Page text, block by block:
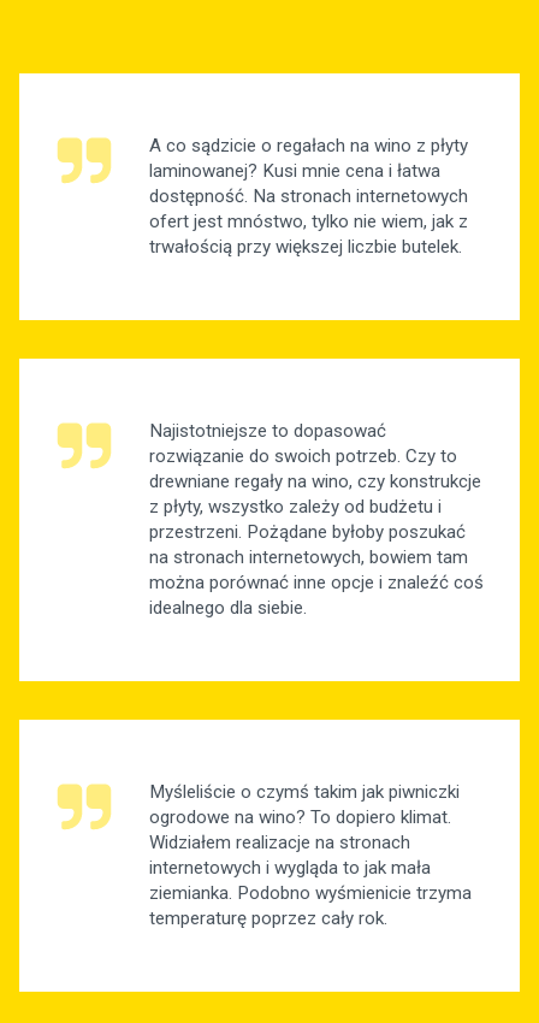
A co sądzicie o regałach na wino z płyty
laminowanej? Kusi mnie cena i łatwa
dostępność. Na stronach internetowych
ofert jest mnóstwo, tylko nie wiem, jak z
trwałością przy większej liczbie butelek.
Najistotniejsze to dopasować
rozwiązanie do swoich potrzeb. Czy to
drewniane regały na wino, czy konstrukcje
z płyty, wszystko zależy od budżetu i
przestrzeni. Pożądane byłoby poszukać
na stronach internetowych, bowiem tam
można porównać inne opcje i znaleźć coś
idealnego dla siebie.
Myśleliście o czymś takim jak piwniczki
ogrodowe na wino? To dopiero klimat.
Widziałem realizacje na stronach
internetowych i wygląda to jak mała
ziemianka. Podobno wyśmienicie trzyma
temperaturę poprzez cały rok.